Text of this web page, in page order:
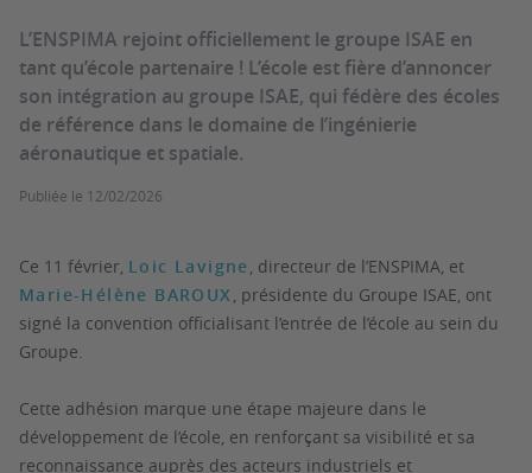
L’ENSPIMA rejoint officiellement le groupe ISAE en
tant qu’école partenaire ! L’école est fière d’annoncer
son intégration au groupe ISAE, qui fédère des écoles
de référence dans le domaine de l’ingénierie
aéronautique et spatiale.
Publiée le 12/02/2026
Ce 11 février, Loic Lavigne, directeur de l’ENSPIMA, et
Marie-Hélène BAROUX, présidente du Groupe ISAE, ont
signé la convention officialisant l’entrée de l’école au sein du
Groupe.
Cette adhésion marque une étape majeure dans le
développement de l’école, en renforçant sa visibilité et sa
reconnaissance auprès des acteurs industriels et